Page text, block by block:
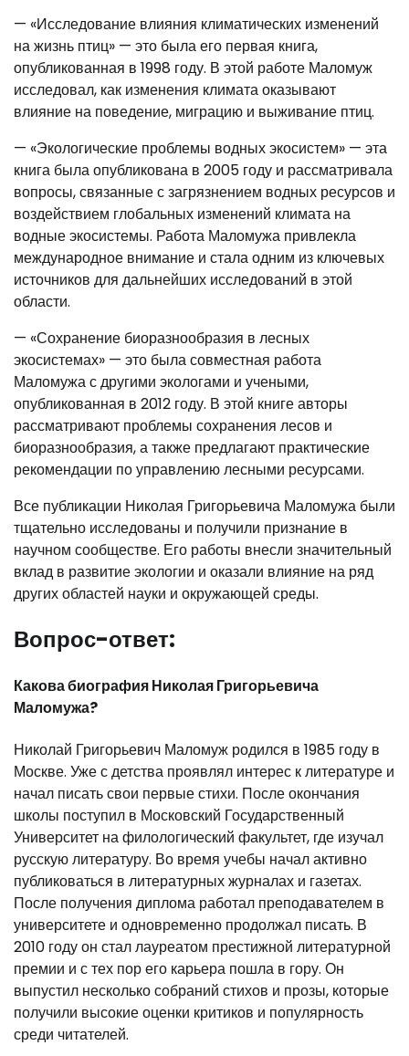
— «Исследование влияния климатических изменений
на жизнь птиц» — это была его первая книга,
опубликованная в 1998 году. В этой работе Маломуж
исследовал, как изменения климата оказывают
влияние на поведение, миграцию и выживание птиц.
— «Экологические проблемы водных экосистем» — эта
книга была опубликована в 2005 году и рассматривала
вопросы, связанные с загрязнением водных ресурсов и
воздействием глобальных изменений климата на
водные экосистемы. Работа Маломужа привлекла
международное внимание и стала одним из ключевых
источников для дальнейших исследований в этой
области.
— «Сохранение биоразнообразия в лесных
экосистемах» — это была совместная работа
Маломужа с другими экологами и учеными,
опубликованная в 2012 году. В этой книге авторы
рассматривают проблемы сохранения лесов и
биоразнообразия, а также предлагают практические
рекомендации по управлению лесными ресурсами.
Все публикации Николая Григорьевича Маломужа были
тщательно исследованы и получили признание в
научном сообществе. Его работы внесли значительный
вклад в развитие экологии и оказали влияние на ряд
других областей науки и окружающей среды.
Вопрос-ответ:
Какова биография Николая Григорьевича
Маломужа?
Николай Григорьевич Маломуж родился в 1985 году в
Москве. Уже с детства проявлял интерес к литературе и
начал писать свои первые стихи. После окончания
школы поступил в Московский Государственный
Университет на филологический факультет, где изучал
русскую литературу. Во время учебы начал активно
публиковаться в литературных журналах и газетах.
После получения диплома работал преподавателем в
университете и одновременно продолжал писать. В
2010 году он стал лауреатом престижной литературной
премии и с тех пор его карьера пошла в гору. Он
выпустил несколько собраний стихов и прозы, которые
получили высокие оценки критиков и популярность
среди читателей.